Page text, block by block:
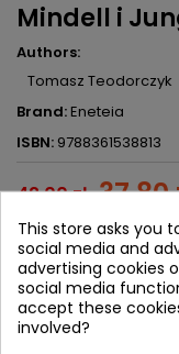
Mindell i
Authors:
Tomasz Teodorczyk
Brand:Eneteia
ISBN: 9788361538813
42.00 zł 37.80
Lowest price within
Quantity

This store asks you
social media and
advertising cookies
social media
accept these
involved?